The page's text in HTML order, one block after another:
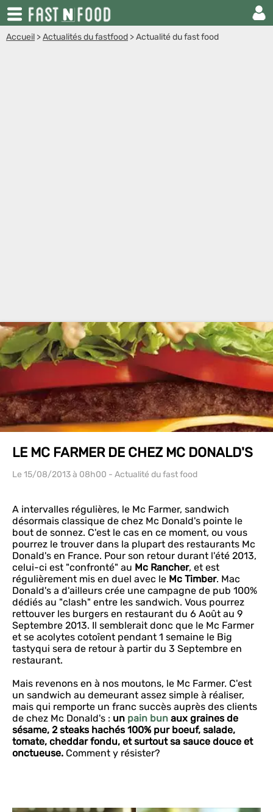
Accueil >Actualités du fastfood >Actualité du fast food
LE MC FARMER DE CHEZ MC DONALD'S
Le 15/08/2013à 08h00 - Actualité du fast food
A intervalles régulières, le Mc Farmer, sandwich
désormais classique de chez Mc Donald's pointe le
bout de sonnez. C'est le cas en ce moment, ou vous
pourrez le trouver dans la plupart des restaurants Mc
Donald's en France. Pour son retour durant l'été 2013,
celui-ci est "confronté" au Mc Rancher, et est
régulièrement mis en duel avec le Mc Timber. Mac
Donald's a d'ailleurs crée une campagne de pub 100%
dédiés au "clash" entre les sandwich. Vous pourrez
rettouver les burgers en restaurant du 6 Août au 9
Septembre 2013. Il semblerait donc que le Mc Farmer
et se acolytes cotoîent pendant 1 semaine le Big
tastyqui sera de retour à partir du 3 Septembre en
restaurant.
Mais revenons en à nos moutons, le Mc Farmer. C'est
un sandwich au demeurant assez simple à réaliser,
mais qui remporte un franc succès auprès des clients
de chez Mc Donald's : un pain bun aux graines de
sésame, 2 steaks hachés 100% pur boeuf, salade,
tomate, cheddar fondu, et surtout sa sauce douce et
onctueuse. Comment y résister?